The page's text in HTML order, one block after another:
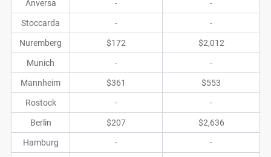
Anversa - -
Stoccarda - -
Nuremberg $172 $2,012
Munich - -
Mannheim $361 $553
Rostock - -
Berlin $207 $2,636
Hamburg - -